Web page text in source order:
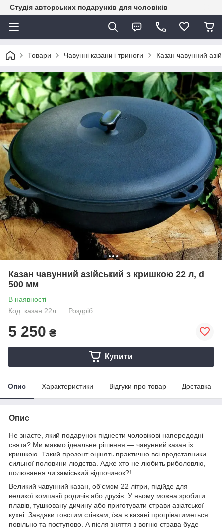
Студія авторських подарунків для чоловіків
Товари Чавунні казани і триноги Казан чавунний
Казан чавунний азійський з кришкою 22 л, d
500 мм
В наявності
Код: казан 22л
Роздріб
5 250 ₴
Купити
Опис Характеристики Відгуки про товар Доставка
Опис
Не знаєте, який подарунок піднести чоловікові напередодні
свята? Ми маємо ідеальне рішення — чавунний казан із
кришкою. Такий презент оцінять практично всі представники
сильної половини людства. Адже хто не любить риболовлю,
полювання чи заміський відпочинок?!
Великий чавунний казан, об'ємом 22 літри, підійде для
великої компанії родичів або друзів. У ньому можна зробити
плавів, тушковану дичину або приготувати страви азіатської
кухні. Завдяки товстим стінкам, їжа в казані прогріватиметься
повільно та поступово. А після зняття з вогню страва буде